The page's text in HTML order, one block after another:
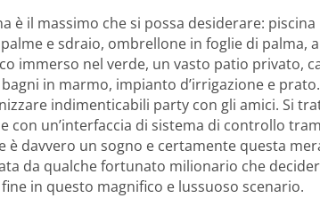
è il massimo che si possa desiderare:
e sdraio, ombrellone in foglie di palma,
immerso nel verde, un vasto patio privato,
in marmo, impianto d’irrigazione e
indimenticabili party con gli amici. Si
con un’interfaccia di sistema di controllo
è davvero un sogno e certamente questa
da qualche fortunato milionario che
in questo magnifico e lussuoso scenario.